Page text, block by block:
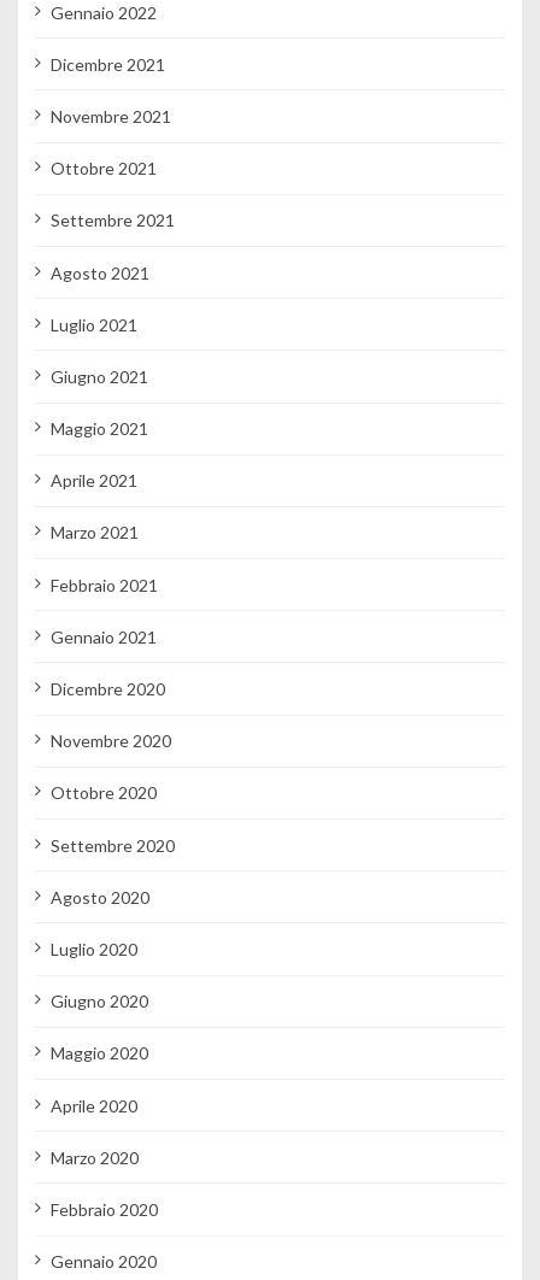
Gennaio 2022
Dicembre 2021
Novembre 2021
Ottobre 2021
Settembre 2021
Agosto 2021
Luglio 2021
Giugno 2021
Maggio 2021
Aprile 2021
Marzo 2021
Febbraio 2021
Gennaio 2021
Dicembre 2020
Novembre 2020
Ottobre 2020
Settembre 2020
Agosto 2020
Luglio 2020
Giugno 2020
Maggio 2020
Aprile 2020
Marzo 2020
Febbraio 2020
Gennaio 2020